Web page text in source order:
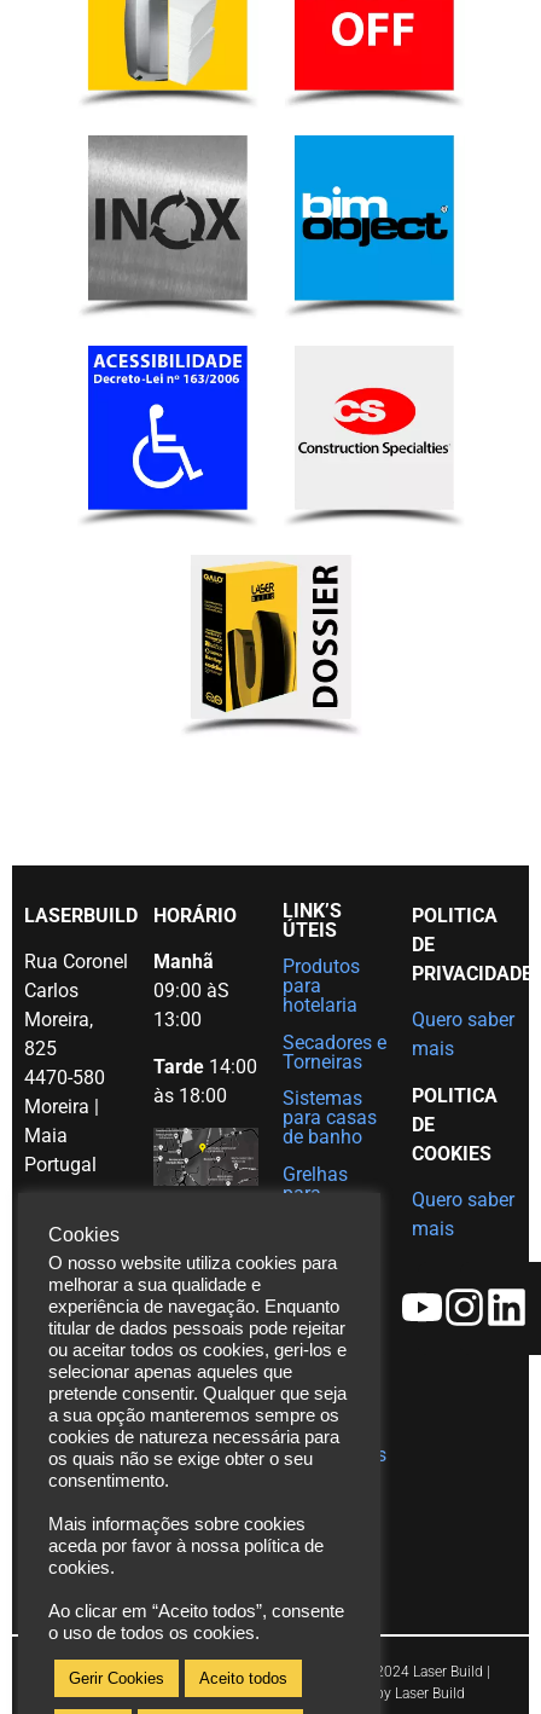
LASERBUILD
Rua Coronel
Carlos
Moreira,
825
4470-580
Moreira |
Maia
Portugal
229 480
271
Fax. (+351)
229 480
272
*chamada
para rede
fixa
nacional
info@laserbuild.pt
area.electrica2000@gmail.com
HORÁRIO
Manhã
09:00 àS
13:00
Tarde 14:00
às 18:00
LINK’S
ÚTEIS
Produtos
para
hotelaria
Secadores e
Torneiras
Sistemas
para casas
de banho
Grelhas
para
Ajudas
Catálogos
Vídeos
Assistência
Técnica
Publicações
POLITICA
DE
PRIVACIDADE
Quero saber
mais
POLITICA
DE
COOKIES
Quero saber
mais
Copyright © 2024 Laser Build |
Powered by Laser Build
Cookies
O nosso website utiliza cookies para
melhorar a sua qualidade e
experiência de navegação. Enquanto
titular de dados pessoais pode rejeitar
ou aceitar todos os cookies, geri-los e
selecionar apenas aqueles que
pretende consentir. Qualquer que seja
a sua opção manteremos sempre os
cookies de natureza necessária para
os quais não se exige obter o seu
consentimento.
Mais informações sobre cookies
aceda por favor à nossa política de
cookies.
Ao clicar em “Aceito todos”, consente
o uso de todos os cookies.
Gerir Cookies Aceito todos